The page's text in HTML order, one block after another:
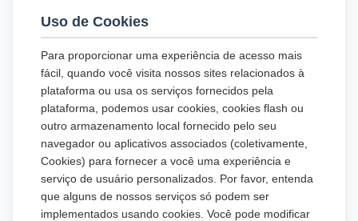
Uso de Cookies
Para proporcionar uma experiência de acesso mais
fácil, quando você visita nossos sites relacionados à
plataforma ou usa os serviços fornecidos pela
plataforma, podemos usar cookies, cookies flash ou
outro armazenamento local fornecido pelo seu
navegador ou aplicativos associados (coletivamente,
Cookies) para fornecer a você uma experiência e
serviço de usuário personalizados. Por favor, entenda
que alguns de nossos serviços só podem ser
implementados usando cookies. Você pode modificar